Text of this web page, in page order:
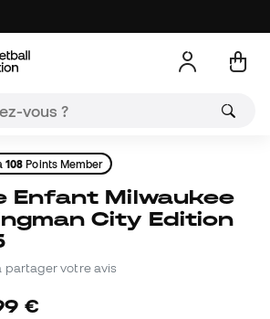
108 Points Member
City Edition
partager votre avis
€